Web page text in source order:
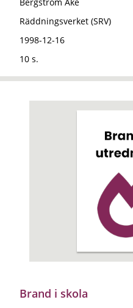
Räddningsverket (SRV)
1998-12-16
10 s.
Brand i skola